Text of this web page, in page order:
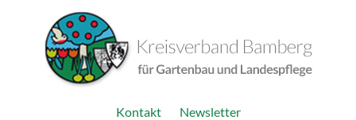
Kontakt Newsletter